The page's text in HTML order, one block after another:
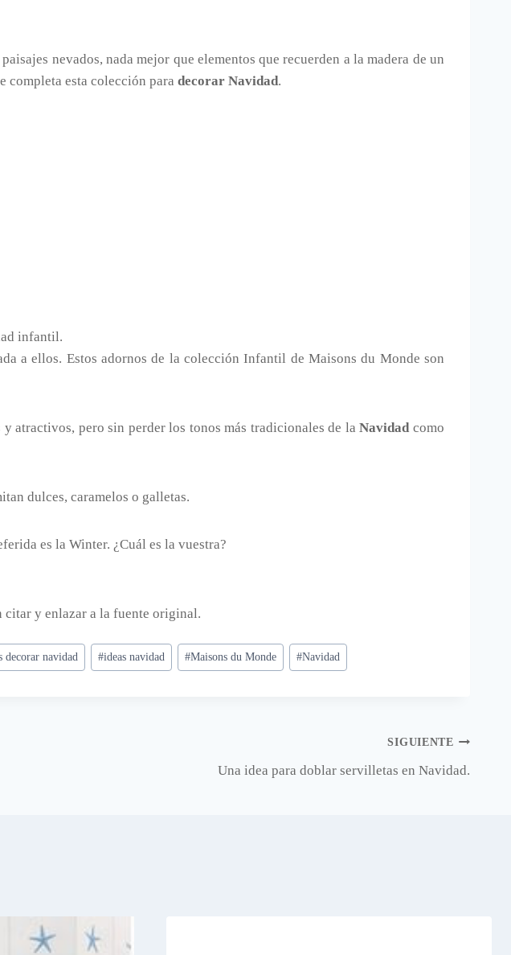
nevados, nada mejor que elementos que recuerden a la madera de un
completa esta colección para decorar Navidad.
infantil.
a ellos. Estos adornos de la colección Infantil de Maisons du Monde son
atractivos, pero sin perder los tonos más tradicionales de laNavidadcomo
dulces, caramelos o galletas.
es la Winter. ¿Cuál es la vuestra?
y enlazar a la fuente original.
decorar navidad #ideas navidad #Maisons du Monde #Navidad
SIGUIENTE
Una idea para doblar servilletas en Navidad.